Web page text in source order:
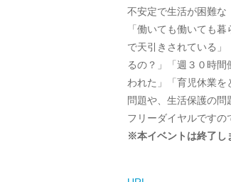
不安定で生活が困難な
「働いても働いても
で天引きされている
るの？」「週３０時
われた」「育児休業
問題や、生活保護の問
フリーダイヤルですの
※本イベントは終了し